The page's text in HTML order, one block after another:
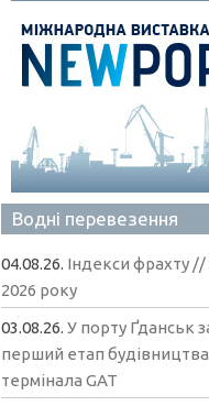
Водні перевезення
04.08.26. Індекси фрахту
2026 року
03.08.26.У порту Ґданськ
перший етап
термінала GAT